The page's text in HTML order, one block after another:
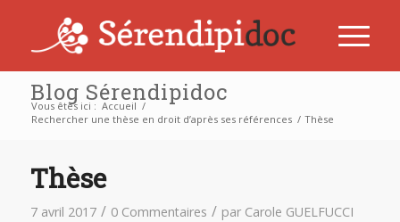
Blog Sérendipidoc
Vous êtes ici : Accueil /
Rechercher une thèse en droit d’après ses références / Thèse
Thèse
7 avril 2017 / 0 Commentaires / par Carole GUELFUCCI